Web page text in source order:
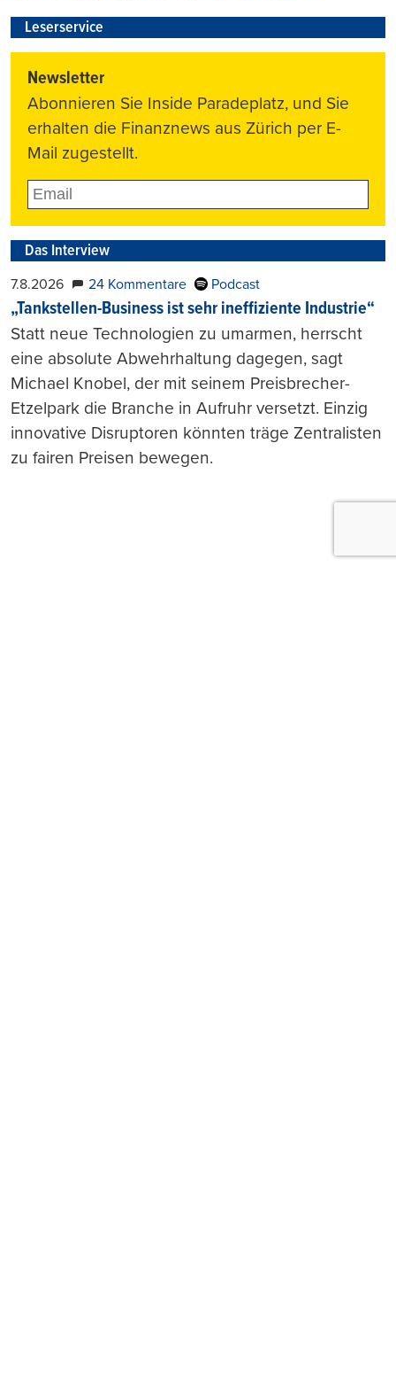
Leserservice
Newsletter
Abonnieren Sie Inside Paradeplatz, und Sie
erhalten die Finanznews aus Zürich per E-
Mail zugestellt.
Das Interview
7.8.2026 24 Kommentare Podcast
„Tankstellen-Business ist sehr ineffiziente Industrie“
Statt neue Technologien zu umarmen, herrscht
eine absolute Abwehrhaltung dagegen, sagt
Michael Knobel, der mit seinem Preisbrecher-
Etzelpark die Branche in Aufruhr versetzt. Einzig
innovative Disruptoren könnten träge Zentralisten
zu fairen Preisen bewegen.